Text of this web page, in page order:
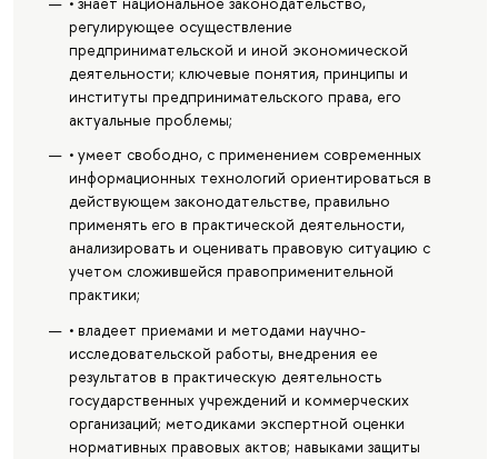
регулирующее осуществление
предпринимательской и иной экономической
деятельности; ключевые понятия, принципы и
институты предпринимательского права, его
актуальные проблемы;
• умеет свободно, с применением современных
информационных технологий ориентироваться в
действующем законодательстве, правильно
применять его в практической деятельности,
анализировать и оценивать правовую ситуацию с
учетом сложившейся правоприменительной
практики;
• владеет приемами и методами научно-
исследовательской работы, внедрения ее
результатов в практическую деятельность
государственных учреждений и коммерческих
организаций; методиками экспертной оценки
нормативных правовых актов; навыками защиты